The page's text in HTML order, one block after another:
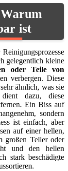
ist
gelegentlich kleine
oder Teile von
verbergen. Diese
ähnlich, was sie
dazu, diese
Ein Biss auf
sondern
ist einfach, aber
auf einer hellen,
großen Teller oder
und den hellen
stark beschädigte